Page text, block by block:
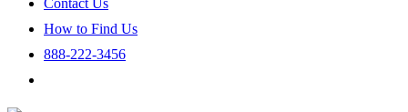
Contact Us
How to Find Us
888-222-3456